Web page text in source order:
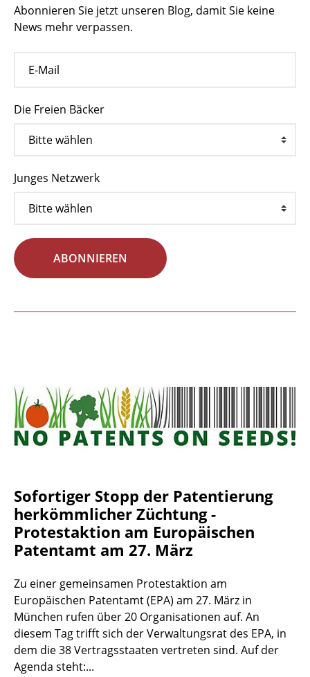
Abonnieren Sie jetzt unseren Blog, damit Sie keine
News mehr verpassen.
Die Freien Bäcker
Junges Netzwerk
ABONNIEREN
Sofortiger Stopp der Patentierung
herkömmlicher Züchtung -
Protestaktion am Europäischen
Patentamt am 27. März
Zu einer gemeinsamen Protestaktion am
Europäischen Patentamt (EPA) am 27. März in
München rufen über 20 Organisationen auf. An
diesem Tag trifft sich der Verwaltungsrat des EPA, in
dem die 38 Vertragsstaaten vertreten sind. Auf der
Agenda steht:...